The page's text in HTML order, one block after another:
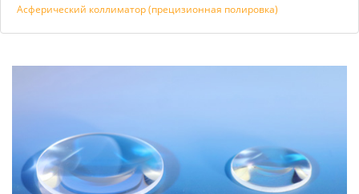
Асферический коллиматор (прецизионная полировка)